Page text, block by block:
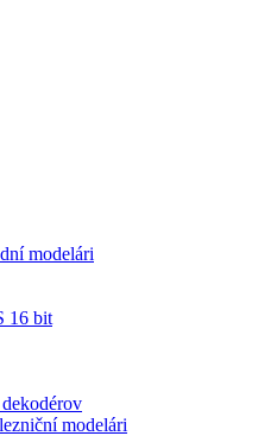
modelári
16 bit
modelári